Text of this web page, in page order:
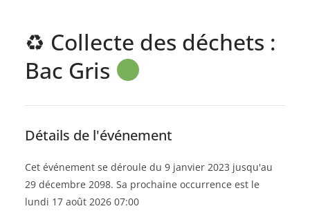
♻ Collecte des déchets :
Bac Gris
Détails de l'événement
Cet événement se déroule du 9 janvier 2023 jusqu'au
29 décembre 2098. Sa prochaine occurrence est le
lundi 17 août 2026 07:00